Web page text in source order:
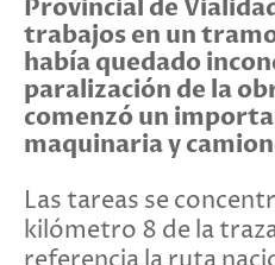
Provincial de
trabajos en un
había quedado
paralización de la
comenzó un
maquinaria y
Las tareas se
kilómetro 8 de la